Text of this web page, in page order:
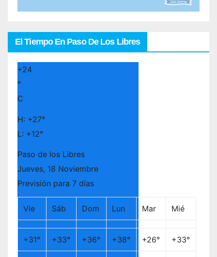
El Tiempo En Paso De Los Libres
+24
°
C
H: +27°
L: +12°
Paso de los Libres
Jueves, 18 Noviembre
Previsión para 7 días
Vie Sáb Dom Lun Mar Mié
+31° +33° +36° +38° +26° +33°